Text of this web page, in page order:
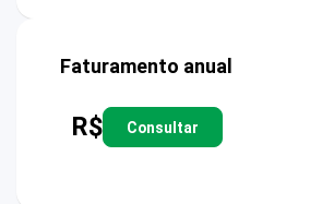
Faturamento anual
R$ Consultar